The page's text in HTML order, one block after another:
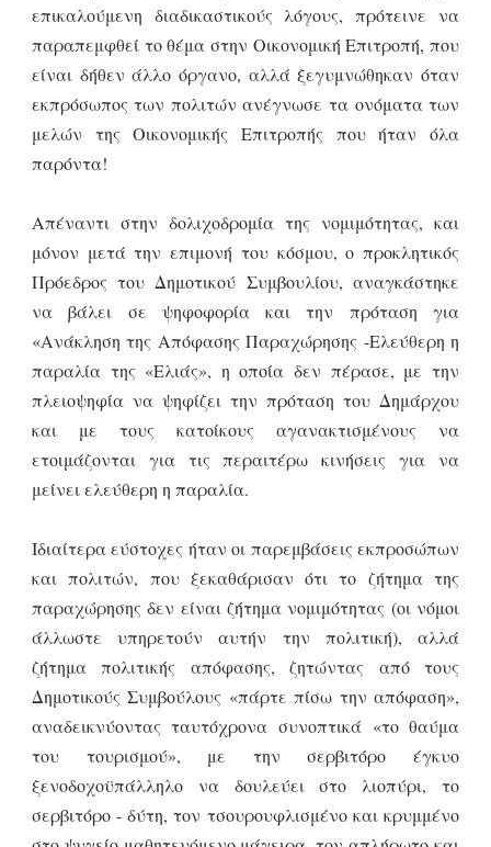
επικαλούμενη διαδικαστικούς λόγους, πρότεινε να
παραπεμφθεί το θέμα στην Οικονομική Επιτροπή, που
είναι δήθεν άλλο όργανο, αλλά ξεγυμνώθηκαν όταν
εκπρόσωπος των πολιτών ανέγνωσε τα ονόματα των
μελών της Οικονομικής Επιτροπής που ήταν όλα
παρόντα!
Απέναντι στην δολιχοδρομία της νομιμότητας, και
μόνον μετά την επιμονή του κόσμου, ο προκλητικός
Πρόεδρος του Δημοτικού Συμβουλίου, αναγκάστηκε
να βάλει σε ψηφοφορία και την πρόταση για
«Ανάκληση της Απόφασης Παραχώρησης -Ελεύθερη η
παραλία της «Ελιάς», η οποία δεν πέρασε, με την
πλειοψηφία να ψηφίζει την πρόταση του Δημάρχου
και με τους κατοίκους αγανακτισμένους να
ετοιμάζονται για τις περαιτέρω κινήσεις για να
μείνει ελεύθερη η παραλία.
Ιδιαίτερα εύστοχες ήταν οι παρεμβάσεις εκπροσώπων
και πολιτών, που ξεκαθάρισαν ότι το ζήτημα της
παραχώρησης δεν είναι ζήτημα νομιμότητας (οι νόμοι
άλλωστε υπηρετούν αυτήν την πολιτική), αλλά
ζήτημα πολιτικής απόφασης, ζητώντας από τους
Δημοτικούς Συμβούλους «πάρτε πίσω την απόφαση»,
αναδεικνύοντας ταυτόχρονα συνοπτικά «το θαύμα
του τουρισμού», με την σερβιτόρο έγκυο
ξενοδοχοϋπάλληλο να δουλεύει στο λιοπύρι, το
σερβιτόρο - δύτη, τον τσουρουφλισμένο και κρυμμένο